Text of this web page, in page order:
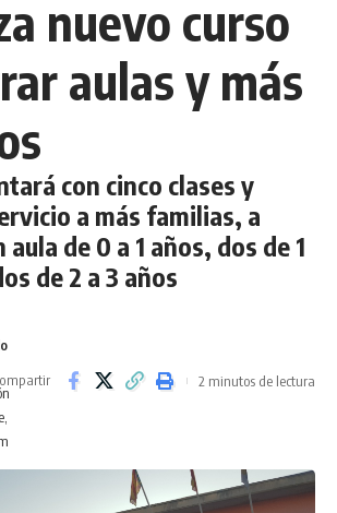
nuevo curso
aulas y más
con cinco clases y
a más familias, a
de 0 a 1 años, dos de 1
de 2 a 3 años
2 minutos de lectura